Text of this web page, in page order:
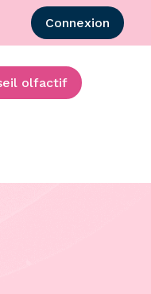
Connexion
olfactif